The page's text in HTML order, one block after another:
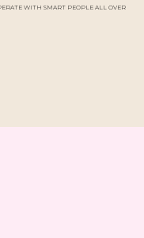
WITH SMART PEOPLE ALL OVER